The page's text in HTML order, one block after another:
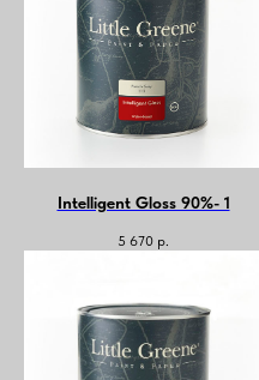
Intelligent Gloss 90%- 1
5 670 р.